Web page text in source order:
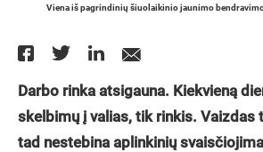
Viena iš pagrindinių šiuolaikinio jaunimo
Darbo rinka atsigauna. Kiekvieną
skelbimų į valias, tik rinkis. Vaizdas
tad nestebina aplinkinių